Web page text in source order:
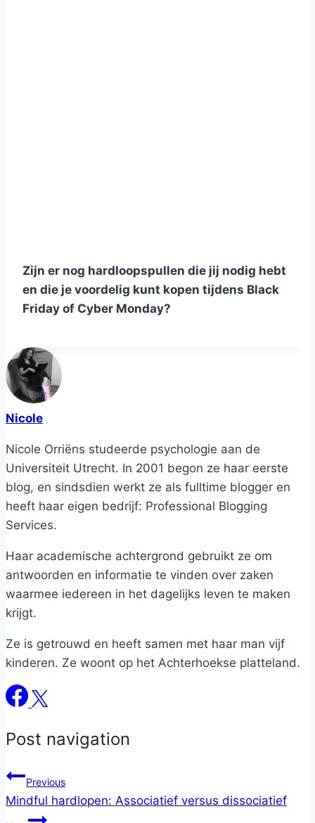
Zijn er nog hardloopspullen die jij nodig hebt
en die je voordelig kunt kopen tijdens Black
Friday of Cyber Monday?
Nicole
Nicole Orriëns studeerde psychologie aan de
Universiteit Utrecht. In 2001 begon ze haar eerste
blog, en sindsdien werkt ze als fulltime blogger en
heeft haar eigen bedrijf: Professional Blogging
Services.
Haar academische achtergrond gebruikt ze om
antwoorden en informatie te vinden over zaken
waarmee iedereen in het dagelijks leven te maken
krijgt.
Ze is getrouwd en heeft samen met haar man vijf
kinderen. Ze woont op het Achterhoekse platteland.
Post navigation
Previous
Mindful hardlopen: Associatief versus dissociatief